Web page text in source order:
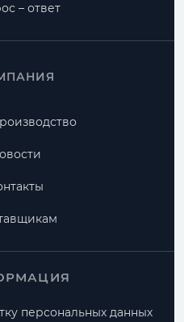
– ответ
персональных данных